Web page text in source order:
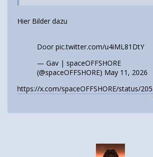
Hier Bilder dazu
Door pic.twitter.com/u4iML81DtY
— Gav | spaceOFFSHORE
(@spaceOFFSHORE) May 11, 2026
https://x.com/spaceOFFSHORE/status/